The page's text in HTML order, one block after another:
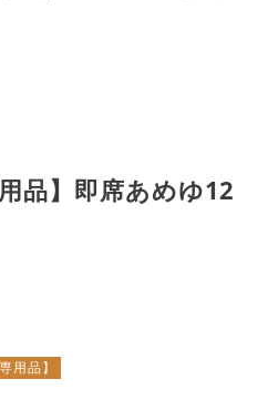
品】即席あめゆ12
用品】